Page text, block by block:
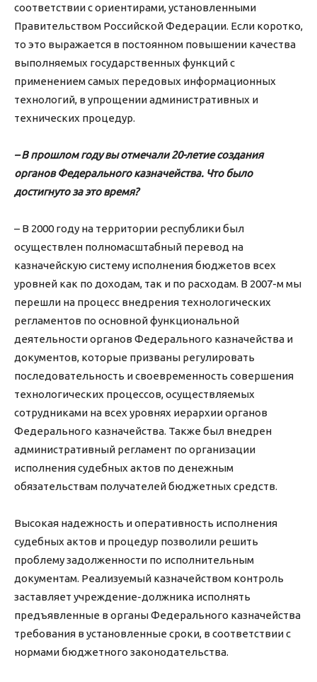
соответствии с ориентирами, установленными
Правительством Российской Федерации. Если коротко,
то это выражается в постоянном повышении качества
выполняемых государственных функций с
применением самых передовых информационных
технологий, в упрощении административных и
технических процедур.
– В прошлом году вы отмечали 20-летие создания
органов Федерального казначейства. Что было
достигнуто за это время?
– В 2000 году на территории республики был
осуществлен полномасштабный перевод на
казначейскую систему исполнения бюджетов всех
уровней как по доходам, так и по расходам. В 2007-м мы
перешли на процесс внедрения технологических
регламентов по основной функциональной
деятельности органов Федерального казначейства и
документов, которые призваны регулировать
последовательность и своевременность совершения
технологических процессов, осуществляемых
сотрудниками на всех уровнях иерархии органов
Федерального казначейства. Также был внедрен
административный регламент по организации
исполнения судебных актов по денежным
обязательствам получателей бюджетных средств.
Высокая надежность и оперативность исполнения
судебных актов и процедур позволили решить
проблему задолженности по исполнительным
документам. Реализуемый казначейством контроль
заставляет учреждение-должника исполнять
предъявленные в органы Федерального казначейства
требования в установленные сроки, в соответствии с
нормами бюджетного законодательства.